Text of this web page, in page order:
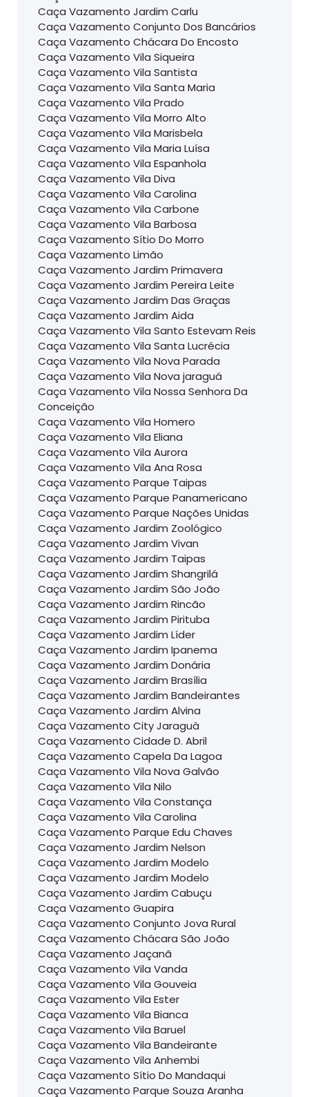
Caça Vazamento Jardim Carlu
Caça Vazamento Conjunto Dos Bancários
Caça Vazamento Chácara Do Encosto
Caça Vazamento Vila Siqueira
Caça Vazamento Vila Santista
Caça Vazamento Vila Santa Maria
Caça Vazamento Vila Prado
Caça Vazamento Vila Morro Alto
Caça Vazamento Vila Marisbela
Caça Vazamento Vila Maria Luísa
Caça Vazamento Vila Espanhola
Caça Vazamento Vila Diva
Caça Vazamento Vila Carolina
Caça Vazamento Vila Carbone
Caça Vazamento Vila Barbosa
Caça Vazamento Sítio Do Morro
Caça Vazamento Limão
Caça Vazamento Jardim Primavera
Caça Vazamento Jardim Pereira Leite
Caça Vazamento Jardim Das Graças
Caça Vazamento Jardim Aida
Caça Vazamento Vila Santo Estevam Reis
Caça Vazamento Vila Santa Lucrécia
Caça Vazamento Vila Nova Parada
Caça Vazamento Vila Nova jaraguá
Caça Vazamento Vila Nossa Senhora Da
Conceição
Caça Vazamento Vila Homero
Caça Vazamento Vila Eliana
Caça Vazamento Vila Aurora
Caça Vazamento Vila Ana Rosa
Caça Vazamento Parque Taipas
Caça Vazamento Parque Panamericano
Caça Vazamento Parque Nações Unidas
Caça Vazamento Jardim Zoológico
Caça Vazamento Jardim Vivan
Caça Vazamento Jardim Taipas
Caça Vazamento Jardim Shangrilá
Caça Vazamento Jardim São João
Caça Vazamento Jardim Rincão
Caça Vazamento Jardim Pirituba
Caça Vazamento Jardim Líder
Caça Vazamento Jardim Ipanema
Caça Vazamento Jardim Donária
Caça Vazamento Jardim Brasília
Caça Vazamento Jardim Bandeirantes
Caça Vazamento Jardim Alvina
Caça Vazamento City Jaraguà
Caça Vazamento Cidade D. Abril
Caça Vazamento Capela Da Lagoa
Caça Vazamento Vila Nova Galvão
Caça Vazamento Vila Nilo
Caça Vazamento Vila Constança
Caça Vazamento Vila Carolina
Caça Vazamento Parque Edu Chaves
Caça Vazamento Jardim Nelson
Caça Vazamento Jardim Modelo
Caça Vazamento Jardim Modelo
Caça Vazamento Jardim Cabuçu
Caça Vazamento Guapira
Caça Vazamento Conjunto Jova Rural
Caça Vazamento Chácara São João
Caça Vazamento Jaçanã
Caça Vazamento Vila Vanda
Caça Vazamento Vila Gouveia
Caça Vazamento Vila Ester
Caça Vazamento Vila Bianca
Caça Vazamento Vila Baruel
Caça Vazamento Vila Bandeirante
Caça Vazamento Vila Anhembi
Caça Vazamento Sítio Do Mandaqui
Caça Vazamento Parque Souza Aranha